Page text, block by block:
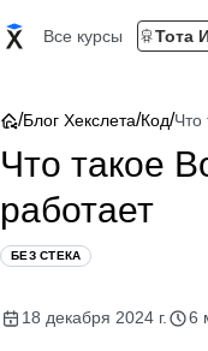
Все курсы Тота
/Блог Хекслета/Код/Что
Что такое
работает
БЕЗ СТЕКА
18 декабря 2024 г. 6